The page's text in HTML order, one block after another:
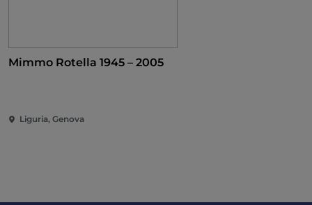
Mimmo Rotella 1945 – 2005
Liguria, Genova